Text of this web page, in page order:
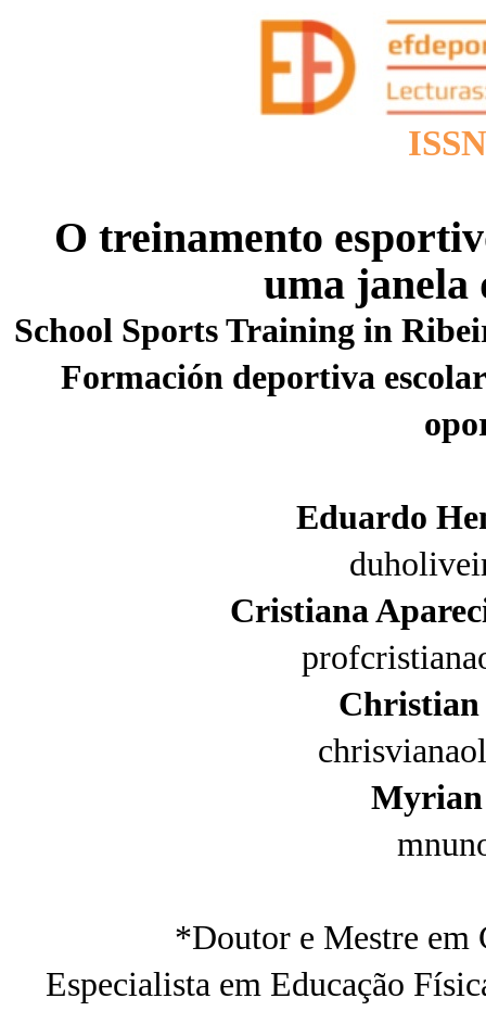
O treinamento
uma janela
School Sports Training in
Formación deportiva
Eduardo
Cristiana
*Doutor e Mestre em
Especialista em Educação